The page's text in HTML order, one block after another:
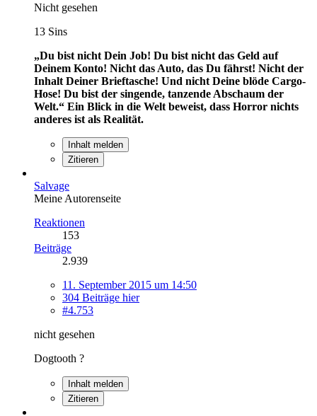
Nicht gesehen
13 Sins
„Du bist nicht Dein Job! Du bist nicht das Geld auf
Deinem Konto! Nicht das Auto, das Du fährst! Nicht der
Inhalt Deiner Brieftasche! Und nicht Deine blöde Cargo-
Hose! Du bist der singende, tanzende Abschaum der
Welt.“ Ein Blick in die Welt beweist, dass Horror nichts
anderes ist als Realität.
Inhalt melden
Zitieren
Salvage
Meine Autorenseite
Reaktionen
153
Beiträge
2.939
11. September 2015 um 14:50
304 Beiträge hier
#4.753
nicht gesehen
Dogtooth ?
Inhalt melden
Zitieren